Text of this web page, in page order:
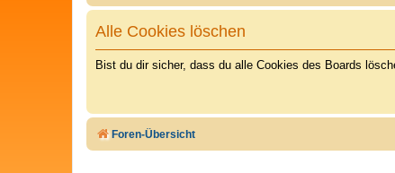
Alle Cookies löschen
Bist du dir sicher, dass du alle Cookies des Boards
Foren-Übersicht